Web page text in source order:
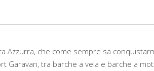
Azzurra, che come sempre sa
tra barche a vela e barche a